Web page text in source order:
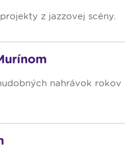
z jazzovej scény.
nahrávok rokov